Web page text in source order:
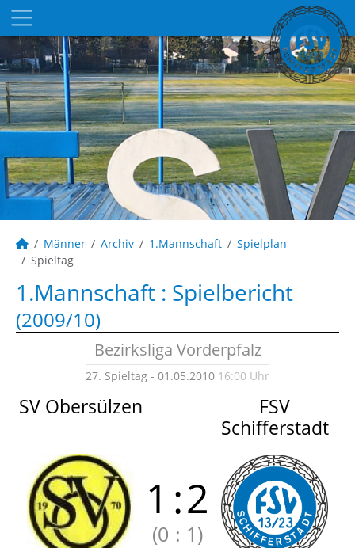
Männer Archiv 1.Mannschaft
Spielplan
Spieltag
1.Mannschaft : Spielbericht
(2009/10)
Bezirksliga Vorderpfalz
27. Spieltag - 01.05.2010 16:00 Uhr
SV Obersülzen
FSV
Schifferstadt
1 :2
(0 : 1)